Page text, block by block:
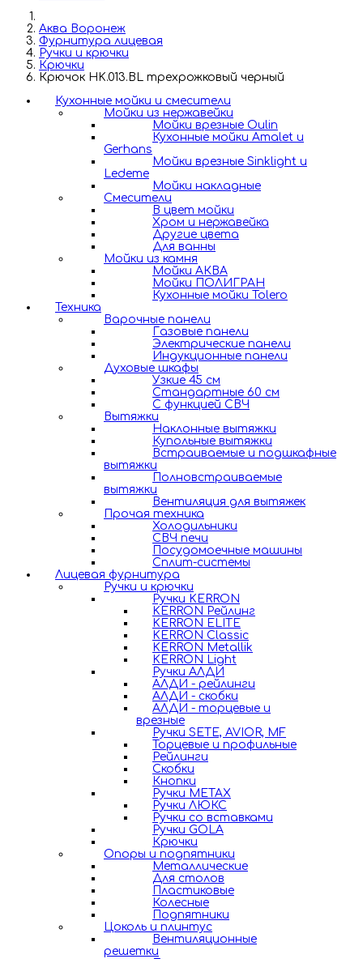
Аква Воронеж
Фурнитура лицевая
Ручки и крючки
Крючки
Крючок HK.013.BL трехрожковый черный
Кухонные мойки и смесители
Мойки из нержавейки
Мойки врезные Oulin
Кухонные мойки Amalet и
Gerhans
Мойки врезные Sinklight и
Ledeme
Мойки накладные
Смесители
В цвет мойки
Хром и нержавейка
Другие цвета
Для ванны
Мойки из камня
Мойки АКВА
Мойки ПОЛИГРАН
Кухонные мойки Tolero
Техника
Варочные панели
Газовые панели
Электрические панели
Индукционные панели
Духовые шкафы
Узкие 45 см
Стандартные 60 см
С функцией СВЧ
Вытяжки
Наклонные вытяжки
Купольные вытяжки
Встраиваемые и подшкафные
вытяжки
Полновстраиваемые
вытяжки
Вентиляция для вытяжек
Прочая техника
Холодильники
СВЧ печи
Посудомоечные машины
Сплит-системы
Лицевая фурнитура
Ручки и крючки
Ручки KERRON
KERRON Рейлинг
KERRON ELITE
KERRON Classic
KERRON Metallik
KERRON Light
Ручки АЛДИ
АЛДИ - рейлинги
АЛДИ - скобки
АЛДИ - торцевые и
врезные
Ручки SETE, AVIOR, MF
Торцевые и профильные
Рейлинги
Скобки
Кнопки
Ручки METAX
Ручки ЛЮКС
Ручки со вставками
Ручки GOLA
Крючки
Опоры и подпятники
Металлические
Для столов
Пластиковые
Колесные
Подпятники
Цоколь и плинтус
Вентиляционные
решетки